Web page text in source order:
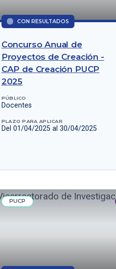
CON RESULTADOS
Concurso Anual de
Proyectos de Creación -
CAP de Creación PUCP
2025
PÚBLICO
Docentes
PLAZO PARA APLICAR
Del 01/04/2025 al 30/04/2025
PUCP